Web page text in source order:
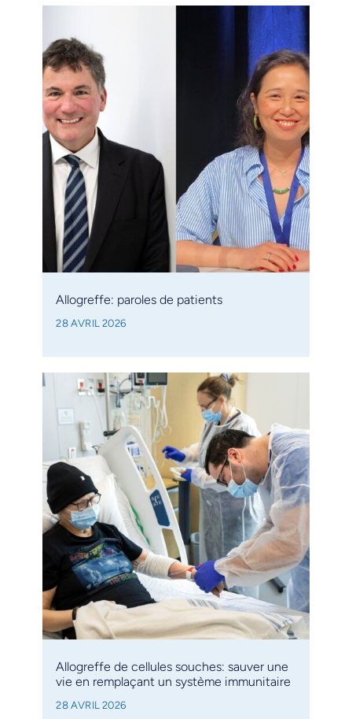
Allogreffe: paroles de patients
28 AVRIL 2026
Allogreffe de cellules souches: sauver une
vie en remplaçant un système immunitaire
28 AVRIL 2026